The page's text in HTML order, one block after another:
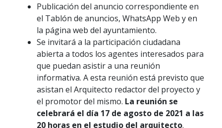
Publicación del anuncio correspondiente en
el Tablón de anuncios, WhatsApp Web y en
la página web del ayuntamiento.
Se invitará a la participación ciudadana
abierta a todos los agentes interesados para
que puedan asistir a una reunión
informativa. A esta reunión está previsto que
asistan el Arquitecto redactor del proyecto y
el promotor del mismo. La reunión se
celebrará el día 17 de agosto de 2021 a las
20 horas en el estudio del arquitecto.